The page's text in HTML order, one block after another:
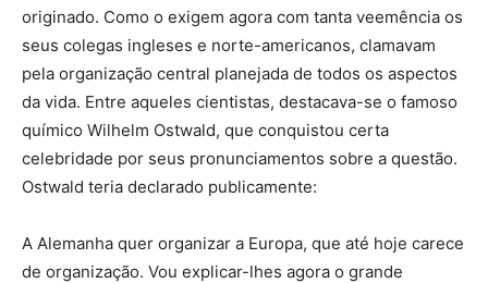
originado. Como o exigem agora com tanta veemência os
seus colegas ingleses e norte-americanos, clamavam
pela organização central planejada de todos os aspectos
da vida. Entre aqueles cientistas, destacava-se o famoso
químico Wilhelm Ostwald, que conquistou certa
celebridade por seus pronunciamentos sobre a questão.
Ostwald teria declarado publicamente:
A Alemanha quer organizar a Europa, que até hoje carece
de organização. Vou explicar-lhes agora o grande